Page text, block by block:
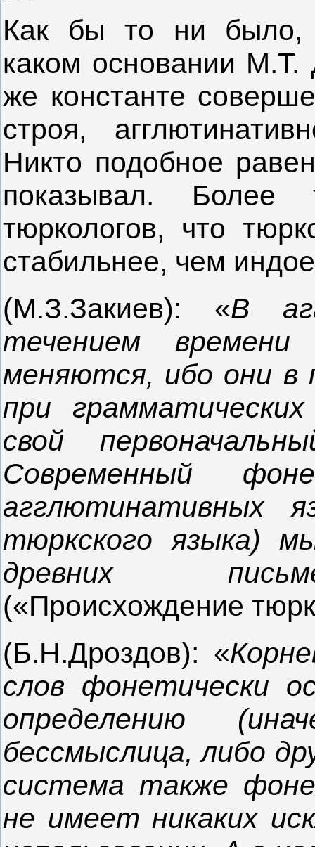
Как бы то ни было,
каком основании М.Т.
же константе
строя,
Никто подобное
показывал. Более
тюркологов, что
стабильнее, чем
(М.З.Закиев): «В
течением
меняются, ибо они в
при
свой
Современный
агглютинативных
тюркского языка)
древних
(«Происхождение
(Б.Н.Дроздов): «
слов фонетически
определению
бессмыслица, либо
система также
не имеет никаких